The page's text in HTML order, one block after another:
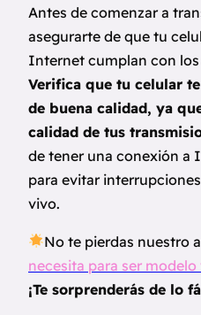
Antes de comenzar a
asegurarte de que tu
Internet cumplan con
Verifica que tu celular
de buena calidad, ya
calidad de tus
de tener una conexión a
para evitar
vivo.
No te pierdas nuestro
necesita para ser
¡Te sorprenderás de lo